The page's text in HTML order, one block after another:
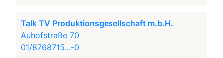
Talk TV Produktionsgesellschaft m.b.H.
Auhofstraße 70
01/8768715...-0